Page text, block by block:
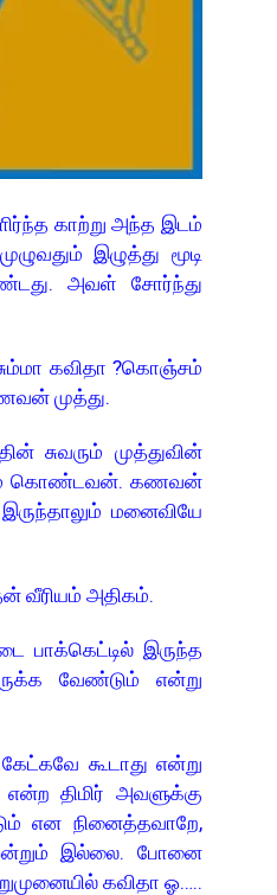
காற்று அந்த இடம்
இழுத்து மூடி
அவள் சோர்ந்து
கவிதா ?கொஞ்சம்
முத்து.
சுவரும் முத்துவின்
கொண்டவன். கணவன்
மனைவியே
வீரியம் அதிகம்.
பாக்கெட்டில் இருந்த
வேண்டும் என்று
கூடாது என்று
திமிர் அவளுக்கு
என நினைத்தவாறே,
இல்லை. போனை
கவிதா ஓ…..